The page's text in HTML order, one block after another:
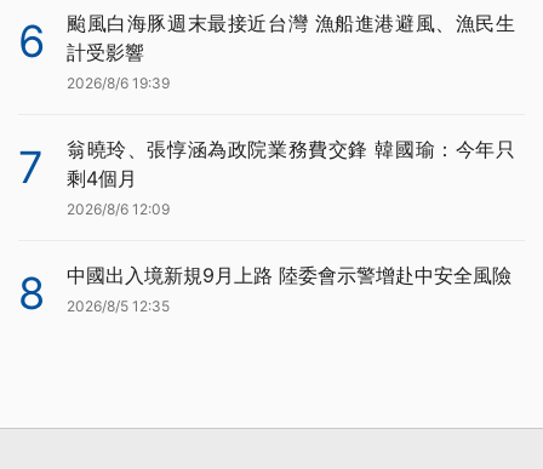
6
颱風白海豚週末最接近台灣 漁船進港避風、漁民生
計受影響
2026/8/6 19:39
7
翁曉玲、張惇涵為政院業務費交鋒 韓國瑜：今年只
剩4個月
2026/8/6 12:09
8 中國出入境新規9月上路 陸委會示警增赴中安全風險
2026/8/5 12:35